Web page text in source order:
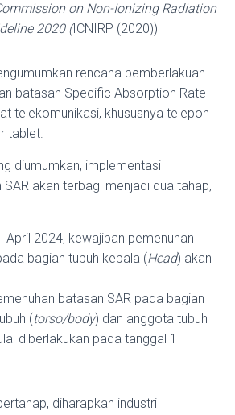
on Non-Ionizing Radiation
2020 (ICNIRP (2020))
rencana pemberlakuan
batasan Specific Absorption Rate
telekomunikasi, khususnya telepon
tablet.
diumumkan, implementasi
akan terbagi menjadi dua tahap,
April 2024, kewajiban pemenuhan
bagian tubuh kepala (Head) akan
batasan SAR pada bagian
(torso/body) dan anggota tubuh
diberlakukan pada tanggal 1
diharapkan industri